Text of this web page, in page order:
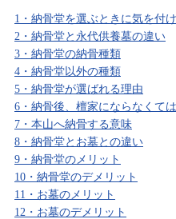
1・納骨堂を選ぶときに気を付
2・納骨堂と永代供養墓の違い
3・納骨堂の納骨種類
4・納骨堂以外の種類
5・納骨堂が選ばれる理由
6・納骨後、檀家にならなくて
7・本山へ納骨する意味
8・納骨堂とお墓との違い
9・納骨堂のメリット
10・納骨堂のデメリット
11・お墓のメリット
12・お墓のデメリット